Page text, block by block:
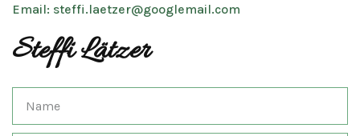
Email: steffi.laetzer@googlemail.com
Steffi Lätzer